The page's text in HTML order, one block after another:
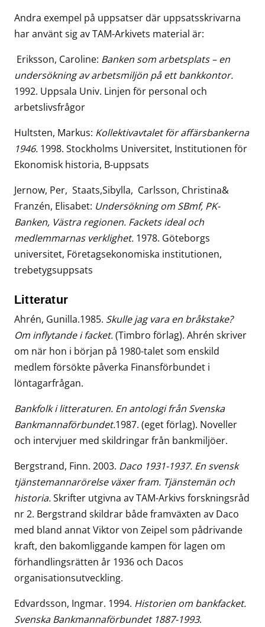
Andra exempel på uppsatser där uppsatsskrivarna
har använt sig av TAM-Arkivets material är:
Eriksson, Caroline: Banken som arbetsplats – en
undersökning av arbetsmiljön på ett bankkontor.
1992. Uppsala Univ. Linjen för personal och
arbetslivsfrågor
Hultsten, Markus: Kollektivavtalet för affärsbankerna
1946. 1998. Stockholms Universitet, Institutionen för
Ekonomisk historia, B-uppsats
Jernow, Per, Staats,Sibylla, Carlsson, Christina&
Franzén, Elisabet: Undersökning om SBmf, PK-
Banken, Västra regionen. Fackets ideal och
medlemmarnas verklighet. 1978. Göteborgs
universitet, Företagsekonomiska institutionen,
trebetygsuppsats
Litteratur
Ahrén, Gunilla.1985. Skulle jag vara en bråkstake?
Om inflytande i facket.(Timbro förlag). Ahrén skriver
om när hon i början på 1980-talet som enskild
medlem försökte påverka Finansförbundet i
löntagarfrågan.
Bankfolk i litteraturen. En antologi från Svenska
Bankmannaförbundet.1987. (eget förlag). Noveller
och intervjuer med skildringar från bankmiljöer.
Bergstrand, Finn. 2003. Daco 1931-1937. En svensk
tjänstemannarörelse växer fram. Tjänstemän och
historia.Skrifter utgivna av TAM-Arkivs forskningsråd
nr 2. Bergstrand skildrar både framväxten av Daco
med bland annat Viktor von Zeipel som pådrivande
kraft, den bakomliggande kampen för lagen om
förhandlingsrätten år 1936 och Dacos
organisationsutveckling.
Edvardsson, Ingmar. 1994. Historien om bankfacket.
Svenska Bankmannaförbundet 1887-1993.